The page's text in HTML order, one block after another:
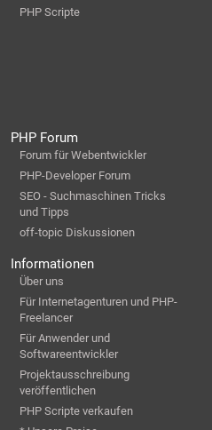
PHP Scripte
PHP Forum
Forum für Webentwickler
PHP-Developer Forum
SEO - Suchmaschinen Tricks
und Tipps
off-topic Diskussionen
Informationen
Über uns
Für Internetagenturen und PHP-
Freelancer
Für Anwender und
Softwareentwickler
Projektausschreibung
veröffentlichen
PHP Scripte verkaufen